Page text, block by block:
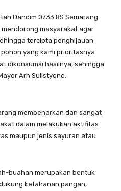
Dandim 0733 BS Semarang
mendorong masyarakat agar
tercipta penghijauan
yang kami prioritasnya
dikonsumsi hasilnya, sehingga
Arh Sulistyono.
membenarkan dan sangat
dalam melakukan aktifitas
maupun jenis sayuran atau
buahan merupakan bentuk
ketahanan pangan,